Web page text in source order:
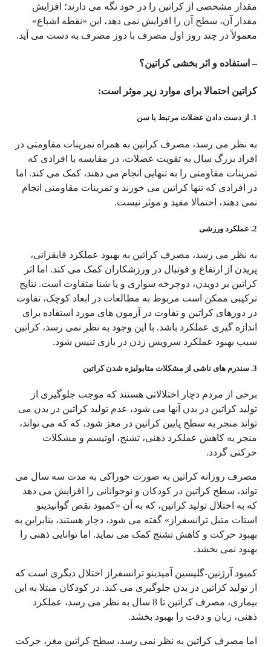
مقدار مشخصی از کراتین را در خود نگه می دارند؛ افزایش
مقدار آن، سطح آن را افزایش نمی دهد، این «نقطه اشباع»
معمولاً در چند روز اول مصرف با دوز مصرف به دست می آید.
– استفاده و اثر بخشی کراتین؟
کراتین احتمالا برای موارد زیر موثر است:
1. از دست دادن عضلات مرتبط با سن
به نظر می رسد، مصرف کراتین به همراه تمرینات مقاومتی در
افراد بزرگ سال به تقویت عضلات، در مقایسه با افرادی که
تمرینات مقاومتی را به تنهایی انجام می دهند، کمک می کند. اما
در افرادی که تنها کراتین می خورند و تمرینات مقاومتی انجام
نمی دهند، احتمالا مفید و موثر نیست.
2. عملکرد ورزشی
به نظر می رسد، مصرف کراتین به بهبود عملکرد قایقرانی،
پریدن از ارتفاع و فوتبال در ورزشکاران کمک می کند. اما اثر
کراتین بر دویدن، دوچرخه سواری و یا شنا متفاوت است. نتایج
ترکیبی ممکن است مربوط به مطالعات در ابعاد کوچک، تفاوت
در دوزهای کراتین و تفاوت در آزمون های مورد استفاده برای
اندازه گیری عملکرد باشد. با این وجود به نظر نمی رسد، کراتین
سبب بهبود عملکرد سرویس زدن در بازی تنیس شود.
3. سندرم های ناشی از مشکلات متابولیزه شدن کراتین
برخی از مردم دچار اختلالاتی هستند که موجب جلوگیری از
تولید کراتین در بدن آنها می شود، عدم تولید کراتین در بدن می
تواند منجر به سطح پایین کراتین در مغز شود، که که می تواند،
منجر به کاهش عملکرد ذهنی، تشنج، اوتیسم و مشکلات
حرکتی گردد.
مصرف روزانه کراتین به صورت خوراکی به مدت سه سال می
تواند، سطح کراتین در کودکان و نوجوانانی را افزایش می دهد
که به اختلال تولید کراتین، که به آن «کمبود نقص گوانیدینو
استات متیل ترانسفراز» گفته می شود، دچار هستند، بنابراین به
بهبود حرکت و کاهش تشنج کمک می نماید. اما توانایی ذهنی را
بهبود نمی بخشد.
کمبود آرژنین-گلیسین آمیدینو ترانسفراز اختلال دیگری است که
از تولید کراتین در بدن جلوگیری می کند. در کودکان مبتلا به این
بیماری، مصرف کراتین تا 8 سال به نظر می رسد، عملکرد
ذهنی، زبان و دقت را بهبود بخشد.
اما مصرف کراتین به نظر نمی رسد، سطح کراتین مغز، حرکت